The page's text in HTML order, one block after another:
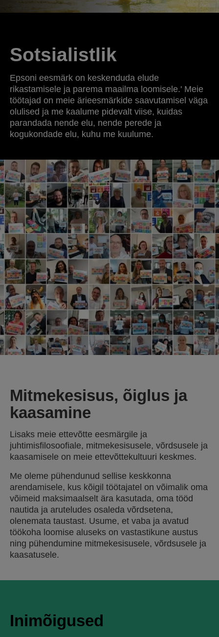
Sotsialistlik
Epsoni eesmärk on keskenduda elude
rikastamisele ja parema maailma loomisele.' Meie
töötajad on meie ärieesmärkide saavutamisel väga
olulised ja me kaalume pidevalt viise, kuidas
parandada nende elu, nende perede ja
kogukondade elu, kuhu me kuulume.
Mitmekesisus, õiglus ja
kaasamine
Lisaks meie ettevõtte eesmärgile ja
juhtimisfilosoofiale, mitmekesisusele, võrdsusele ja
kaasamisele on meie ettevõttekultuuri keskmes.
Me oleme pühendunud sellise keskkonna
arendamisele, kus kõigil töötajatel on võimalik oma
võimeid maksimaalselt ära kasutada, oma tööd
nautida ja aruteludes osaleda võrdsetena,
olenemata taustast. Usume, et vaba ja avatud
töökoha loomise aluseks on vastastikune austus
ning pühendumine mitmekesisusele, võrdsusele ja
kaasatusele.
Inimõigused